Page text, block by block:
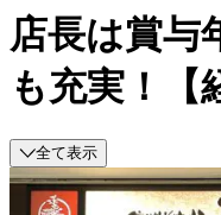
店長は賞与
も充実！【
全て表示